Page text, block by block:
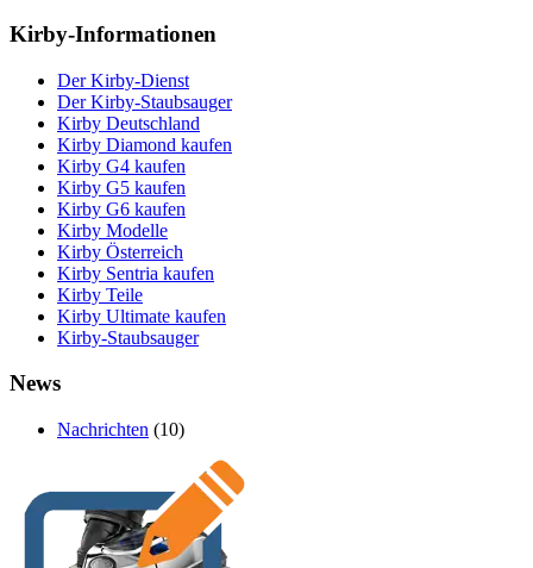
Kirby-Informationen
Der Kirby-Dienst
Der Kirby-Staubsauger
Kirby Deutschland
Kirby Diamond kaufen
Kirby G4 kaufen
Kirby G5 kaufen
Kirby G6 kaufen
Kirby Modelle
Kirby Österreich
Kirby Sentria kaufen
Kirby Teile
Kirby Ultimate kaufen
Kirby-Staubsauger
News
Nachrichten (10)